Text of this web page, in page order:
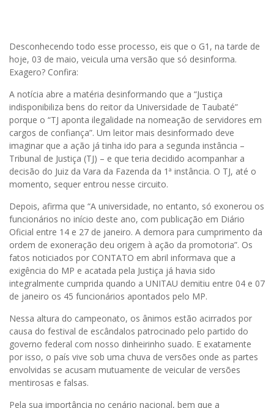
Desconhecendo todo esse processo, eis que o G1, na tarde de
hoje, 03 de maio, veicula uma versão que só desinforma.
Exagero? Confira:
A notícia abre a matéria desinformando que a “Justiça
indisponibiliza bens do reitor da Universidade de Taubaté”
porque o “TJ aponta ilegalidade na nomeação de servidores em
cargos de confiança”. Um leitor mais desinformado deve
imaginar que a ação já tinha ido para a segunda instância –
Tribunal de Justiça (TJ) – e que teria decidido acompanhar a
decisão do Juiz da Vara da Fazenda da 1ª instância. O TJ, até o
momento, sequer entrou nesse circuito.
Depois, afirma que “A universidade, no entanto, só exonerou os
funcionários no início deste ano, com publicação em Diário
Oficial entre 14 e 27 de janeiro. A demora para cumprimento da
ordem de exoneração deu origem à ação da promotoria”. Os
fatos noticiados por CONTATO em abril informava que a
exigência do MP e acatada pela Justiça já havia sido
integralmente cumprida quando a UNITAU demitiu entre 04 e 07
de janeiro os 45 funcionários apontados pelo MP.
Nessa altura do campeonato, os ânimos estão acirrados por
causa do festival de escândalos patrocinado pelo partido do
governo federal com nosso dinheirinho suado. E exatamente
por isso, o país vive sob uma chuva de versões onde as partes
envolvidas se acusam mutuamente de veicular de versões
mentirosas e falsas.
Pela sua importância no cenário nacional, bem que a